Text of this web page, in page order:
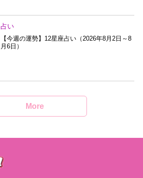
占い
【今週の運勢】12星座占い（2026年8月2日～8
月6日）
More